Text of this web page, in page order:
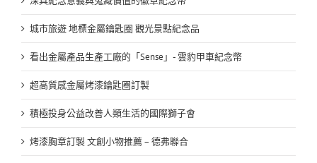
城市旅遊 地標金屬鑰匙圈 觀光景點紀念品
看出金屬產品生產工廠的「Sense」- 雲豹甲車紀念幣
超高質感金屬烤漆鑰匙圈訂製
積極投身公益改善人類生活的國際獅子會
烤漆胸章訂製 文創小物推薦 – 德弗聯合